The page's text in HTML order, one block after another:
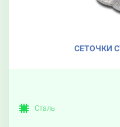
СЕТОЧКИ
Сталь